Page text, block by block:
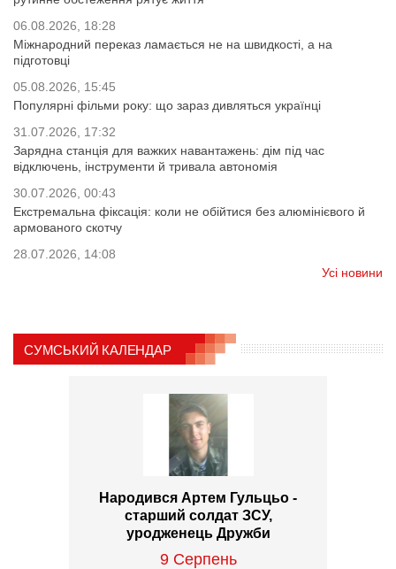
06.08.2026, 18:28
Міжнародний переказ ламається не на швидкості, а на
підготовці
05.08.2026, 15:45
Популярні фільми року: що зараз дивляться українці
31.07.2026, 17:32
Зарядна станція для важких навантажень: дім під час
відключень, інструменти й тривала автономія
30.07.2026, 00:43
Екстремальна фіксація: коли не обійтися без алюмінієвого й
армованого скотчу
28.07.2026, 14:08
Усі новини
СУМСЬКИЙ КАЛЕНДАР
Народився Артем Гульцьо -
старший солдат ЗСУ,
уродженець Дружби
9 Серпень